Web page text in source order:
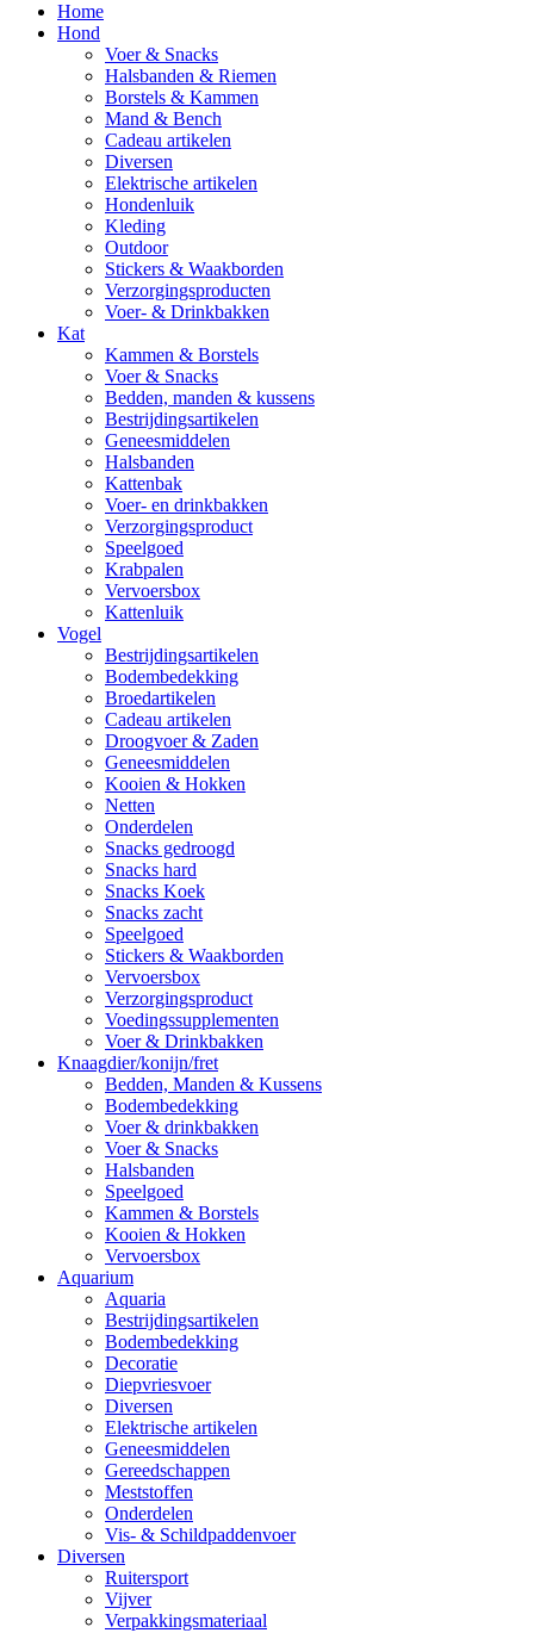
Home
Hond
Voer & Snacks
Halsbanden & Riemen
Borstels & Kammen
Mand & Bench
Cadeau artikelen
Diversen
Elektrische artikelen
Hondenluik
Kleding
Outdoor
Stickers & Waakborden
Verzorgingsproducten
Voer- & Drinkbakken
Kat
Kammen & Borstels
Voer & Snacks
Bedden, manden & kussens
Bestrijdingsartikelen
Geneesmiddelen
Halsbanden
Kattenbak
Voer- en drinkbakken
Verzorgingsproduct
Speelgoed
Krabpalen
Vervoersbox
Kattenluik
Vogel
Bestrijdingsartikelen
Bodembedekking
Broedartikelen
Cadeau artikelen
Droogvoer & Zaden
Geneesmiddelen
Kooien & Hokken
Netten
Onderdelen
Snacks gedroogd
Snacks hard
Snacks Koek
Snacks zacht
Speelgoed
Stickers & Waakborden
Vervoersbox
Verzorgingsproduct
Voedingssupplementen
Voer & Drinkbakken
Knaagdier/konijn/fret
Bedden, Manden & Kussens
Bodembedekking
Voer & drinkbakken
Voer & Snacks
Halsbanden
Speelgoed
Kammen & Borstels
Kooien & Hokken
Vervoersbox
Aquarium
Aquaria
Bestrijdingsartikelen
Bodembedekking
Decoratie
Diepvriesvoer
Diversen
Elektrische artikelen
Geneesmiddelen
Gereedschappen
Meststoffen
Onderdelen
Vis- & Schildpaddenvoer
Diversen
Ruitersport
Vijver
Verpakkingsmateriaal